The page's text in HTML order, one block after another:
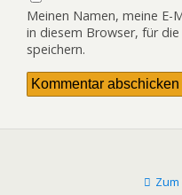
Meinen Namen, meine E-
in diesem Browser, für
speichern.